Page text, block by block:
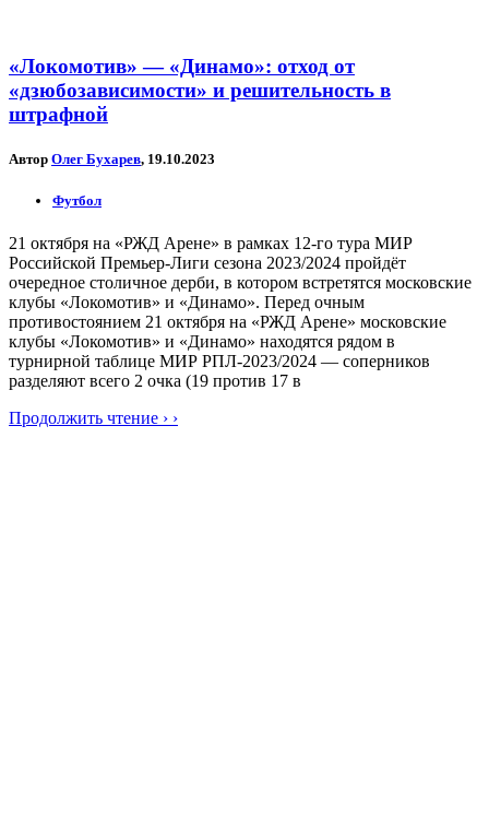
«Локомотив» — «Динамо»: отход от
«дзюбозависимости» и решительность в
штрафной
Автор Олег Бухарев, 19.10.2023
Футбол
21 октября на «РЖД Арене» в рамках 12-го тура МИР
Российской Премьер-Лиги сезона 2023/2024 пройдёт
очередное столичное дерби, в котором встретятся московские
клубы «Локомотив» и «Динамо». Перед очным
противостоянием 21 октября на «РЖД Арене» московские
клубы «Локомотив» и «Динамо» находятся рядом в
турнирной таблице МИР РПЛ-2023/2024 — соперников
разделяют всего 2 очка (19 против 17 в
Продолжить чтение › ›